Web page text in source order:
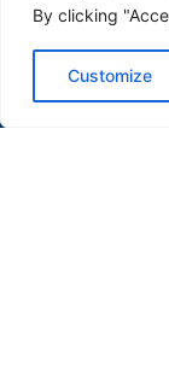
By clicking
Customize
(47) 9